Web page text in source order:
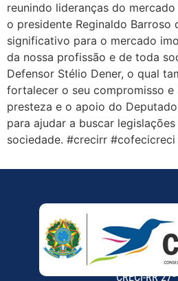
reunindo lideranças do
o presidente Reginaldo
significativo para o mercado
da nossa profissão e de toda
Defensor Stélio Dener, o qual
fortalecer o seu compromisso e
presteza e o apoio do
para ajudar a buscar
sociedade. #crecirr
CRECI-RR